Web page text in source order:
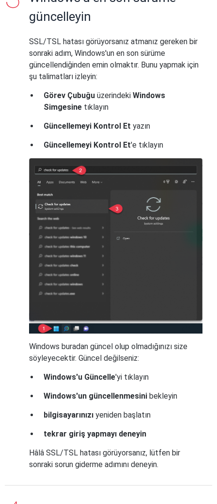
güncelleyin
SSL/TSL hatası görüyorsanız atmanız gereken bir
sonraki adım, Windows'un en son sürüme
güncellendiğinden emin olmaktır. Bunu yapmak için
şu talimatları izleyin:
Görev Çubuğu üzerindeki Windows
Simgesine tıklayın
Güncellemeyi Kontrol Et yazın
Güncellemeyi Kontrol Et'e tıklayın
Windows buradan güncel olup olmadığınızı size
söyleyecektir. Güncel değilseniz:
Windows'u Güncelle'yi tıklayın
Windows'un güncellenmesini bekleyin
bilgisayarınızı yeniden başlatın
tekrar giriş yapmayı deneyin
Hâlâ SSL/TSL hatası görüyorsanız, lütfen bir
sonraki sorun giderme adımını deneyin.